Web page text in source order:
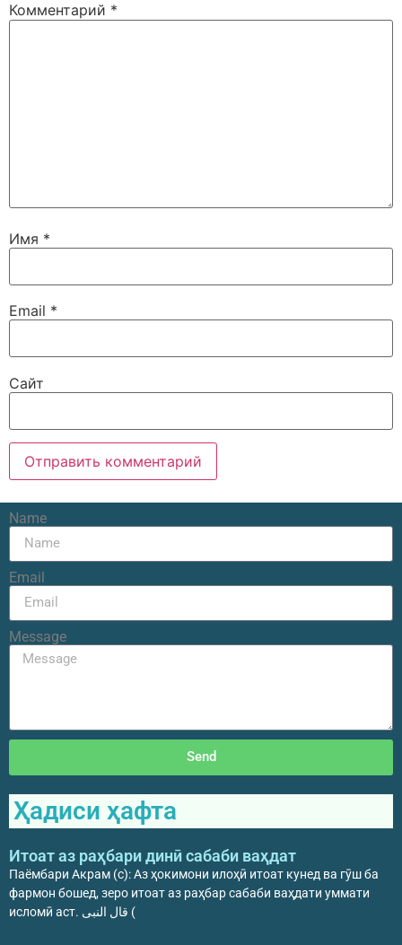
Комментарий *
Имя *
Email *
Сайт
Name
Email
Message
Send
Ҳадиси ҳафта
Итоат аз раҳбари динӣ сабаби ваҳдат
Паёмбари Акрам (с): Аз ҳокимони илоҳӣ итоат кунед ва гӯш ба
фармон бошед, зеро итоат аз раҳбар сабаби ваҳдати уммати
исломӣ аст. قال النبی (